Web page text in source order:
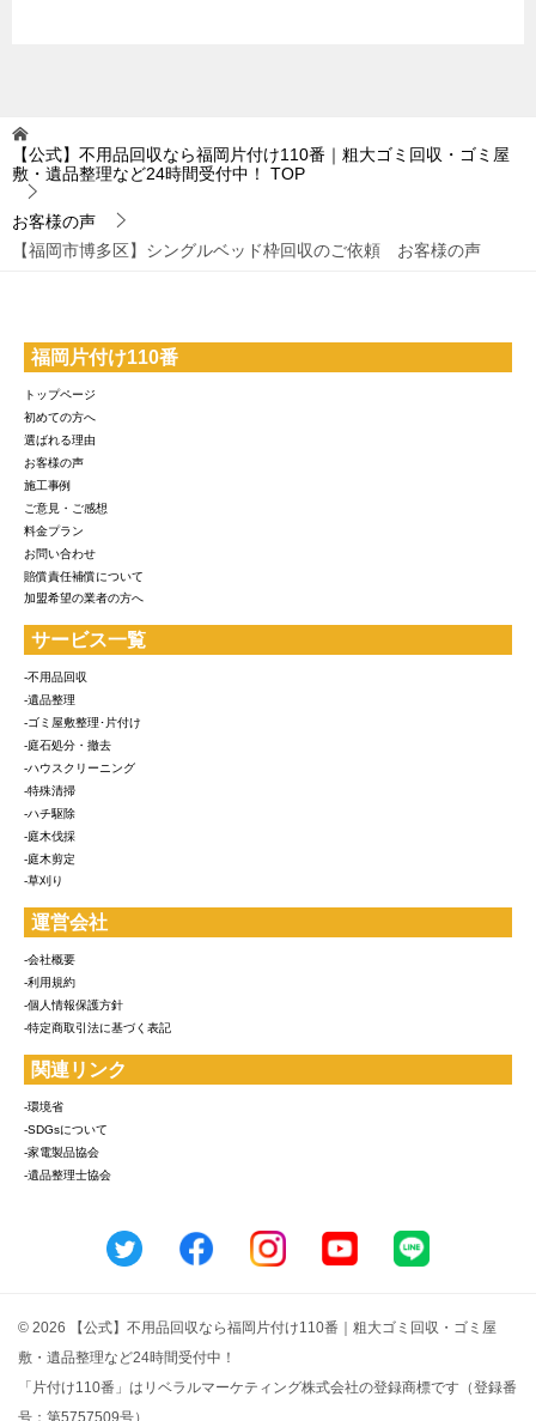
【公式】不用品回収なら福岡片付け110番｜粗大ゴミ回収・ゴミ屋
敷・遺品整理など24時間受付中！
TOP
お客様の声
【福岡市博多区】シングルベッド枠回収のご依頼 お客様の声
福岡片付け110番
トップページ
初めての方へ
選ばれる理由
お客様の声
施工事例
ご意見・ご感想
料金プラン
お問い合わせ
賠償責任補償について
加盟希望の業者の方へ
サービス一覧
-不用品回収
-遺品整理
-ゴミ屋敷整理･片付け
-庭石処分・撤去
-ハウスクリーニング
-特殊清掃
-ハチ駆除
-庭木伐採
-庭木剪定
-草刈り
運営会社
-会社概要
-利用規約
-個人情報保護方針
-特定商取引法に基づく表記
関連リンク
-環境省
-SDGsについて
-家電製品協会
-遺品整理士協会
© 2026 【公式】不用品回収なら福岡片付け110番｜粗大ゴミ回収・ゴミ屋
敷・遺品整理など24時間受付中！
「片付け110番」はリベラルマーケティング株式会社の登録商標です（登録番
号：第5757509号）